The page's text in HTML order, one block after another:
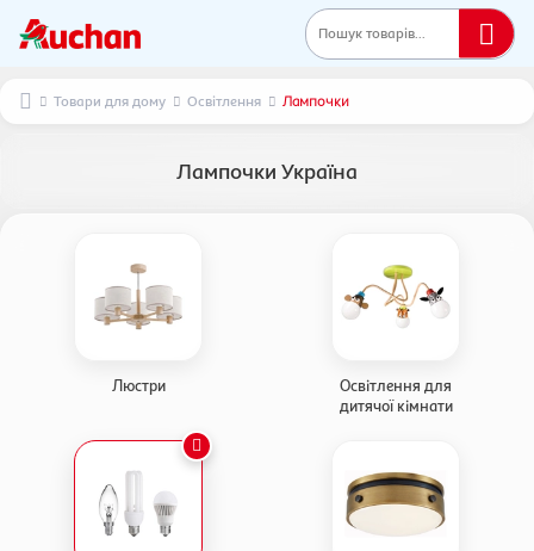
Пошук товарів...
Товари для дому Освітлення Лампочки
Лампочки Україна
Люстри
Освітлення для
дитячої кімнати